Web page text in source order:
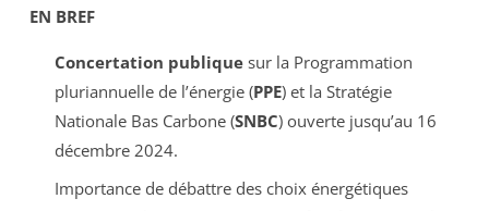
EN BREF
Concertation publiquesur la Programmation
pluriannuelle de l’énergie (PPE) et la Stratégie
Nationale Bas Carbone (SNBC) ouverte jusqu’au 16
décembre 2024.
Importance de débattre des choix énergétiques